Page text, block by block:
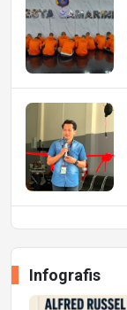
Infografis